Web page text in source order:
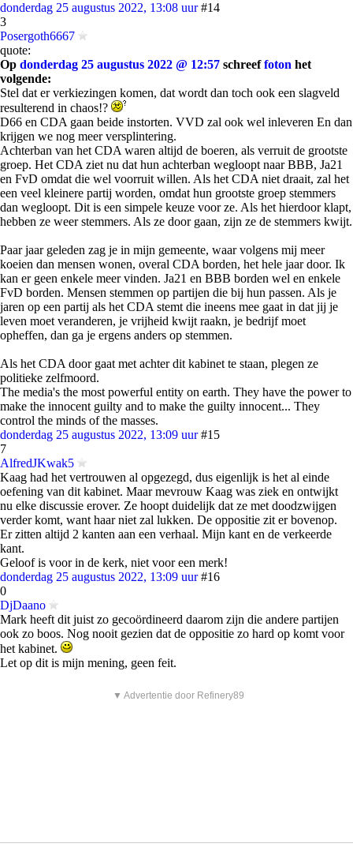
donderdag 25 augustus 2022, 13:08 uur #14
3
Posergoth6667
quote:
Op donderdag 25 augustus 2022 @ 12:57 schreeffoton het
volgende:
Stel dat er verkiezingen komen, dat wordt dan toch ook een slagveld
resulterend in chaos!?
D66 en CDA gaan beide instorten. VVD zal ook wel inleveren En dan
krijgen we nog meer versplintering.
Achterban van het CDA waren altijd de boeren, als verruit de grootste
groep. Het CDA ziet nu dat hun achterban wegloopt naar BBB, Ja21
en FvD omdat die wel voorruit willen. Als het CDA niet draait, zal het
een veel kleinere partij worden, omdat hun grootste groep stemmers
dan wegloopt. Dit is een simpele keuze voor ze. Als het hierdoor klapt,
hebben ze weer stemmers. Als ze door gaan, zijn ze de stemmers kwijt.
Paar jaar geleden zag je in mijn gemeente, waar volgens mij meer
koeien dan mensen wonen, overal CDA borden, het hele jaar door. Ik
kan er geen enkele meer vinden. Ja21 en BBB borden wel en enkele
FvD borden. Mensen stemmen op partijen die bij hun passen. Als je
jaren op een partij als het CDA stemt die ineens mee gaat in dat jij je
leven moet veranderen, je vrijheid kwijt raakn, je bedrijf moet
opheffen, dan ga je ergens anders op stemmen.
Als het CDA door gaat met achter dit kabinet te staan, plegen ze
politieke zelfmoord.
The media's the most powerful entity on earth. They have the power to
make the innocent guilty and to make the guilty innocent... They
control the minds of the masses.
donderdag 25 augustus 2022, 13:09 uur #15
7
AlfredJKwak5
Kaag had het vertrouwen al opgezegd, dus eigenlijk is het al einde
oefening van dit kabinet. Maar mevrouw Kaag was ziek en ontwijkt
nu elke discussie erover. Ze hoopt duidelijk dat ze met doodzwijgen
verder komt, want haar niet zal lukken. De oppositie zit er bovenop.
Er zitten altijd 2 kanten aan een verhaal. Mijn kant en de verkeerde
kant.
Geloof is voor in de kerk, niet voor een merk!
donderdag 25 augustus 2022, 13:09 uur #16
0
DjDaano
Mark heeft dit juist zo gecoördineerd daarom zijn die andere partijen
ook zo boos. Nog nooit gezien dat de oppositie zo hard op komt voor
het kabinet.
Let op dit is mijn mening, geen feit.
▼ Advertentie door Refinery89